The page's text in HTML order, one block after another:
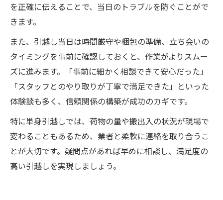
を正確に伝えることで、当日のトラブルを防ぐことがで
きます。
また、引越し当日は時間厳守や梱包の準備、立ち会いの
タイミングを事前に確認しておくと、作業がよりスムー
ズに進みます。「事前に細かく相談できて安心だった」
「スタッフとのやり取りが丁寧で満足できた」といった
体験談も多く、信頼関係の構築が成功のカギです。
特に単身引越しでは、荷物の量や搬出入の状況が現場で
変わることもあるため、業者と柔軟に連絡を取り合うこ
とが大切です。疑問点があれば早めに相談し、満足度の
高い引越しを実現しましょう。